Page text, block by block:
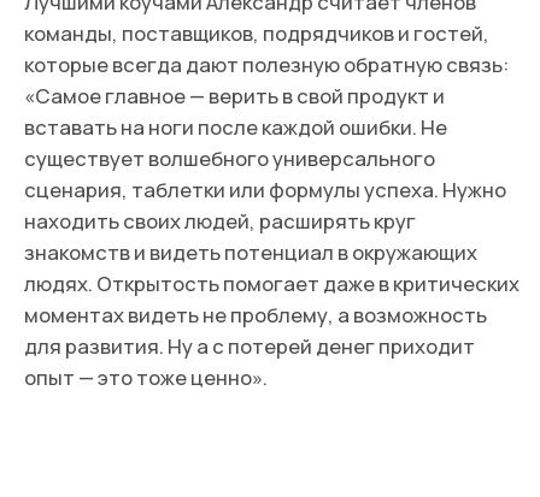
«Нас выбирают люди, которые ценят свое
время. Это и креаторы, и фрилансеры, и
студенты, и сотрудники корпораций, и
госслужащие. Сейчас больше половины наших
гостей — русскоязычные. Они очень открыты,
советуют, как сделать Plumpy лучше, и мы к этой
обратной связи прислушиваемся. Еще один
важный сегмент — это местные жители,
иностранные туристы и экспаты из разных
стран. В целом мы не разделяем наших гостей
по национальностям. В Plumpy одинаково вкусно
и криптоинвестору из Абу-Даби, и туристам из
Пекина, и диджитал-номаду из Австралии.
Каждый находит в меню что-то по душе», —
рассказывает Александр.